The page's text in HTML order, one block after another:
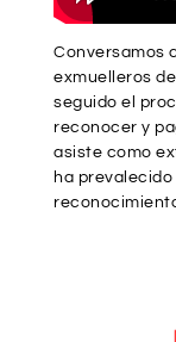
Conversamos
exmuelleros
seguido el
reconocer y
asiste como
ha